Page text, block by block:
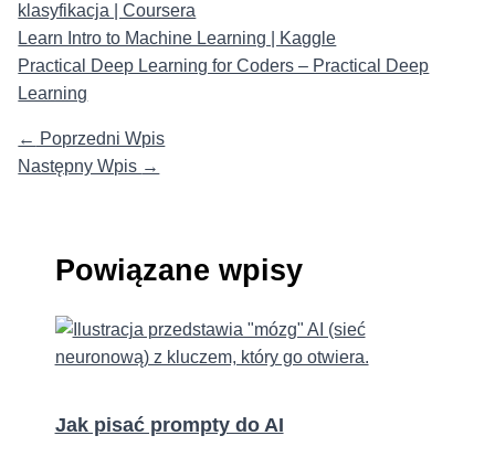
klasyfikacja | Coursera
Learn Intro to Machine Learning | Kaggle
Practical Deep Learning for Coders – Practical Deep
Learning
← Poprzedni Wpis
Następny Wpis →
Powiązane wpisy
Jak pisać prompty do AI